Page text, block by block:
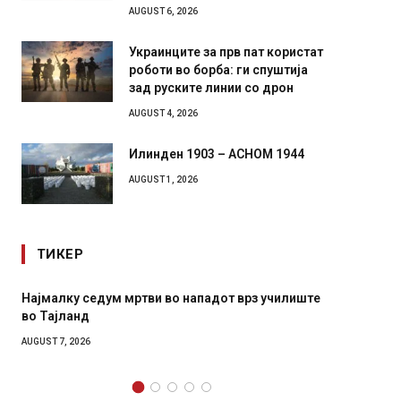
AUGUST 6, 2026
Украинците за прв пат користат
роботи во борба: ги спуштија
зад руските линии со дрон
AUGUST 4, 2026
Илинден 1903 – АСНОМ 1944
AUGUST 1, 2026
ТИКЕР
Најмалку седум мртви во нападот врз училиште
во Тајланд
AUGUST 7, 2026